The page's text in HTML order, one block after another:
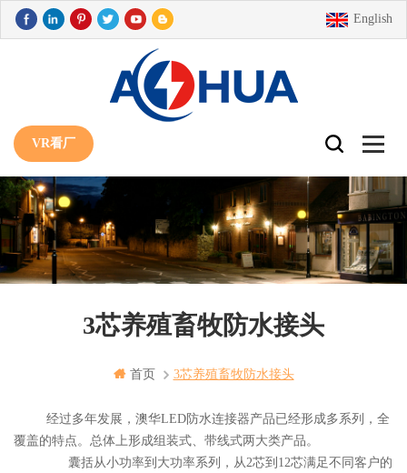
English
VR看厂
3芯养殖畜牧防水接头
首页 3芯养殖畜牧防水接头
经过多年发展，澳华LED防水连接器产品已经形成多系列，全
覆盖的特点。总体上形成组装式、带线式两大类产品。
囊括从小功率到大功率系列，从2芯到12芯满足不同客户的